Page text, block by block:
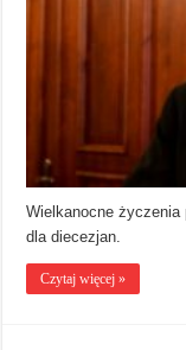
Wielkanocne życzenia
dla diecezjan.
Czytaj więcej »